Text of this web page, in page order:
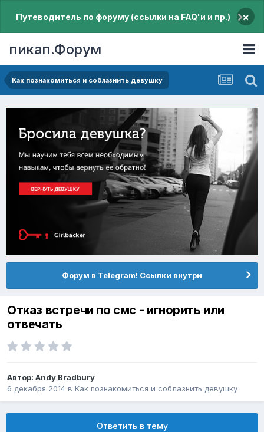
Путеводитель по форуму (ссылки на FAQ'и и пр.) ×
пикап.Форум
Как познакомиться и соблазнить девушку
Форум в Telegram! Ссылки внутри
Отказ встречи по смс - игнорить или
отвечать
Автор: Andy Bradbury
6 декабря 2014 в Как познакомиться и соблазнить девушку
Ответить в тему